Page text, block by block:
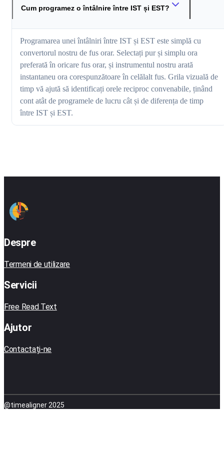
Cum programez o întâlnire între IST și EST?
Programarea unei întâlniri între IST și EST este simplă cu
convertorul nostru de fus orar. Selectați pur și simplu ora
preferată în oricare fus orar, și instrumentul nostru arată
instantaneu ora corespunzătoare în celălalt fus. Grila vizuală de
timp vă ajută să identificați orele reciproc convenabile, ținând
cont atât de programele de lucru cât și de diferența de timp
între IST și EST.
Despre
Termeni de utilizare
Servicii
Free Read Text
Ajutor
Contactați-ne
@timealigner 2025